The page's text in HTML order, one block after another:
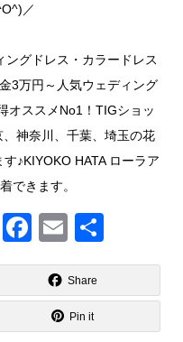
／
ングドレス・カラードレス
3万円～人気ウェディング
オススメNo1！TIGショッ
神奈川、千葉、埼玉の花
♪KIYOKO HATA ローラア
できます。
X
F
a
c
e
E
m
ail
有
Share
Pin it